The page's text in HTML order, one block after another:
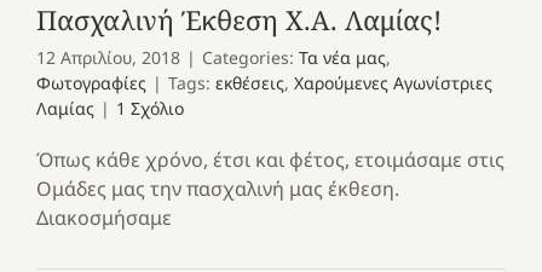
Πασχαλινή Έκθεση Χ.Α. Λαμίας!
12 Απριλίου, 2018 | Categories: Τα νέα μας,
Φωτογραφίες | Tags: εκθέσεις, Χαρούμενες Αγωνίστριες
Λαμίας | 1 Σχόλιο
Όπως κάθε χρόνο, έτσι και φέτος, ετοιμάσαμε στις
Ομάδες μας την πασχαλινή μας έκθεση.
Διακοσμήσαμε